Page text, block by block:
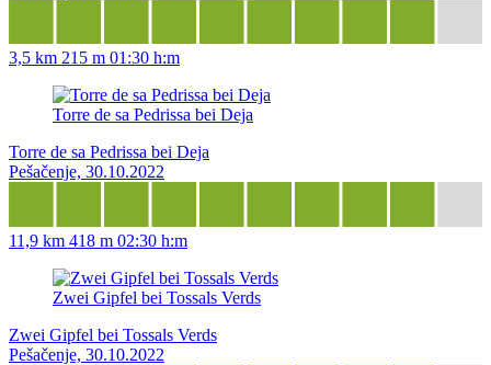
3,5 km 215 m 01:30 h:m
Torre de sa Pedrissa bei Deja
Torre de sa Pedrissa bei Deja
Pešačenje, 30.10.2022
11,9 km 418 m 02:30 h:m
Zwei Gipfel bei Tossals Verds
Zwei Gipfel bei Tossals Verds
Pešačenje, 30.10.2022